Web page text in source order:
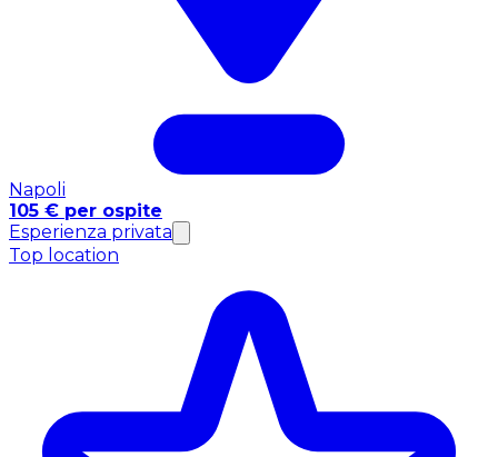
Napoli
105 € per ospite
Esperienza privata
Top location